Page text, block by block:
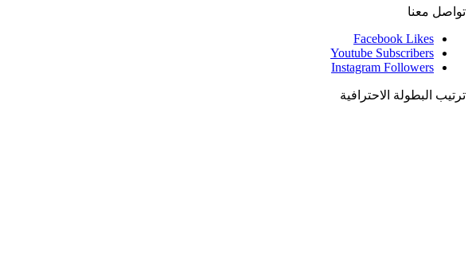
تواصل معنا
Facebook Likes
Youtube Subscribers
Instagram Followers
ترتيب البطولة الاحترافية